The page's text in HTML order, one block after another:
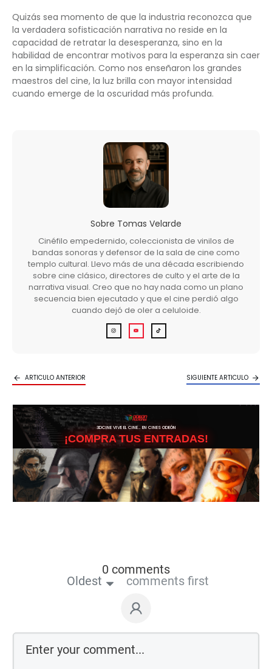
Quizás sea momento de que la industria reconozca que
la verdadera sofisticación narrativa no reside en la
capacidad de retratar la desesperanza, sino en la
habilidad de encontrar motivos para la esperanza sin caer
en la simplificación. Como nos enseñaron los grandes
maestros del cine, la luz brilla con mayor intensidad
cuando emerge de la oscuridad más profunda.
Sobre Tomas Velarde
Cinéfilo empedernido, coleccionista de vinilos de
bandas sonoras y defensor de la sala de cine como
templo cultural. Llevo más de una década escribiendo
sobre cine clásico, directores de culto y el arte de la
narrativa visual. Creo que no hay nada como un plano
secuencia bien ejecutado y que el cine perdió algo
cuando dejó de oler a celuloide.
ARTICULO ANTERIOR SIGUIENTE ARTICULO
3DCINE VIVE EL CINE… EN CINES ODEÓN
¡COMPRA TUS ENTRADAS!
0 comments
Oldest comments first